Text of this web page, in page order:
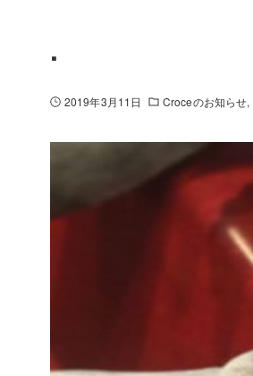
.
2019年3月11日 Croceのお知らせ